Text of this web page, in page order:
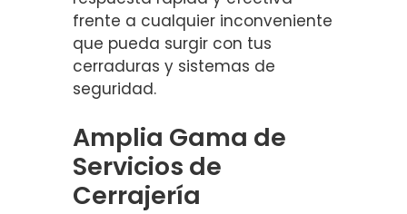
frente a cualquier inconveniente
que pueda surgir con tus
cerraduras y sistemas de
seguridad.
Amplia Gama de
Servicios de
Cerrajería